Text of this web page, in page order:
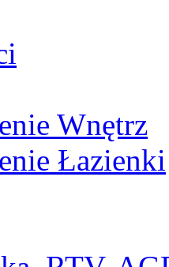
Wnętrz
Łazienki